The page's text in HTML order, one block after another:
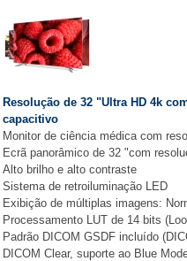
Resolução de 32 "Ultra HD 4k
capacitivo
Monitor de ciência médica com
Ecrã panorâmico de 32 "com
Alto brilho e alto contraste
Sistema de retroiluminação LED
Exibição de múltiplas imagens:
Processamento LUT de 14 bits
Padrão DICOM GSDF incluído
DICOM Clear, suporte ao Blue